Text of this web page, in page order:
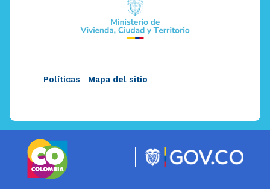
Políticas Mapa del sitio